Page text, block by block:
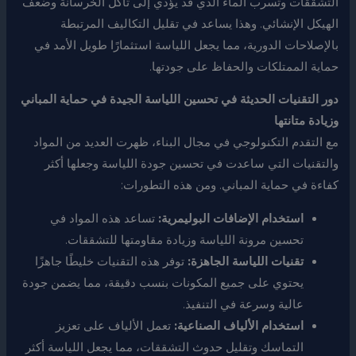
الهيكل الإنشائي. وهذا يساعد في تقليل التكاليف المرتبطة
بالإصلاحات الدورية، مما يجعل اللياسة استثمارًا طويل الأمد في
حماية الممتلكات والحفاظ على جودتها.
دور التقنيات الحديثة في تحسين اللياسة الجيدة في حماية المباني
وزيادة متانتها
مع التقدم التكنولوجي في مجال البناء، ظهرت العديد من المواد
والتقنيات التي ساعدت في تحسين جودة اللياسة وجعلها أكثر
كفاءة في حماية المباني. ومن هذه التطورات:
استخدام الإضافات البوليمرية: تساعد هذه المواد في
تحسين مرونة اللياسة وزيادة مقاومتها للتشققات.
تقنيات اللياسة الجاهزة: توفر هذه التقنيات خليطًا جاهزًا
يحتوي على جميع المكونات بنسب دقيقة، مما يضمن جودة
عالية وسرعة في التنفيذ.
استخدام الألياف الصناعية: تعمل الألياف على تعزيز
التماسك وتقليل حدوث التشققات، مما يجعل اللياسة أكثر